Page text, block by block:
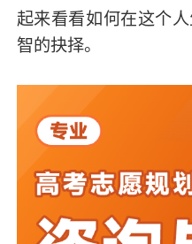
起来看看如何在这个
智的抉择。